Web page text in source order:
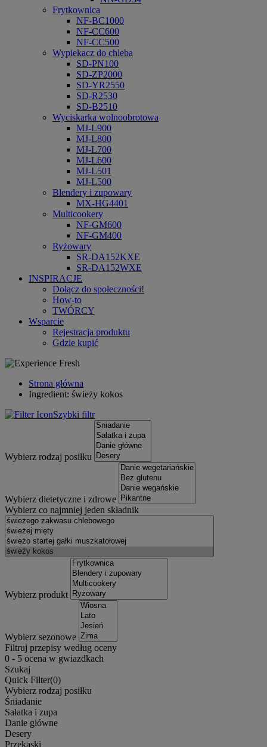
Frytkownica
NF-BC1000
NF-CC600
NF-CC500
Wypiekacz do chleba
SD-PN100
SD-ZP2000
SD-YR2550
SD-R2530
SD-B2510
Wyciskarka wolnoobrotowa
MJ-L900
MJ-L800
MJ-L700
MJ-L600
MJ-L501
MJ-L500
Blendery i zupowary
MX-HG4401
Multicookery
NF-GM600
NF-GM400
Ryżowary
SR-DA152KXE
SR-DA152WXE
INSPIRACJE
Dołącz do społeczności!
How-to
TWÓRCY
Wsparcie
Rejestracja produktu
Gdzie kupić
Strona główna
Ingredient: świeży kokos
Szybki filtr
Wybierz rodzaj posiłku
Wybierz dietetyczne i zdrowe
Wybierz co najmniej jeden składnik
Wybierz produkt
Wybierz sezonowe
Filtruj przepisy według oceny
0 - 5 ocena w gwiazdkach
Szukaj
Quick Filter(0)
Wybierz rodzaj posiłku
Śniadanie
Sałatka i zupa
Danie główne
Desery
Przekąski